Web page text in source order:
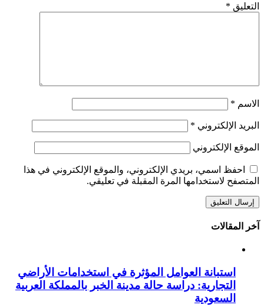
التعليق *
الاسم *
البريد الإلكتروني *
الموقع الإلكتروني
احفظ اسمي، بريدي الإلكتروني، والموقع الإلكتروني في هذا
المتصفح لاستخدامها المرة المقبلة في تعليقي.
آخر المقالات
استبانة العوامل المؤثرة في استخدامات الأراضي
التجارية: دراسة حالة مدينة الخبر بالمملكة العربية
السعودية